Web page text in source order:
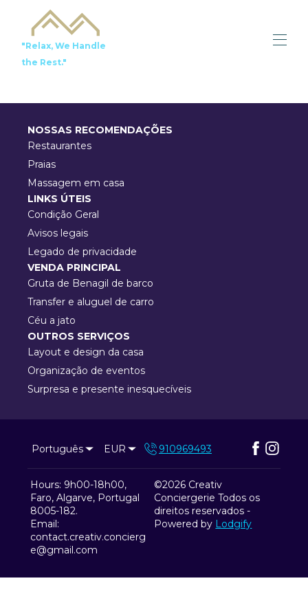
"Relax, We Handle
the Rest."
Bem-vindo
Recomendações locais
NOSSAS RECOMENDAÇÕES
Restaurantes
Praias
Massagem em casa
LINKS ÚTEIS
Condição Geral
Avisos legais
Legado de privacidade
VENDA PRINCIPAL
Gruta de Benagil de barco
Transfer e aluguel de carro
Céu a jato
OUTROS SERVIÇOS
Layout e design da casa
Organização de eventos
Surpresa e presente inesquecíveis
Português EUR 910969493
Hours: 9h00-18h00,
Faro, Algarve, Portugal
8005-182.
Email:
contact.creativ.concierg
e@gmail.com
©2026 Creativ
Conciergerie Todos os
direitos reservados -
Powered by Lodgify